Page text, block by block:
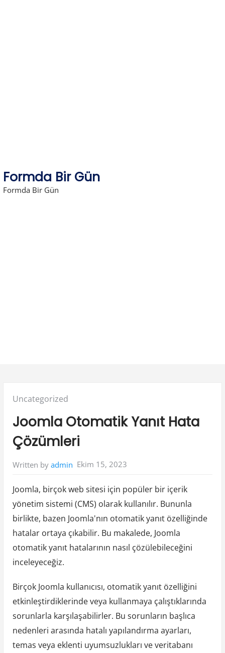
Formda Bir Gün
Formda Bir Gün
Posted
Uncategorized
Joomla Otomatik Yanıt Hata
Çözümleri
Written by admin Ekim 15, 2023
Joomla, birçok web sitesi için popüler bir içerik
yönetim sistemi (CMS) olarak kullanılır. Bununla
birlikte, bazen Joomla'nın otomatik yanıt özelliğinde
hatalar ortaya çıkabilir. Bu makalede, Joomla
otomatik yanıt hatalarının nasıl çözülebileceğini
inceleyeceğiz.
Birçok Joomla kullanıcısı, otomatik yanıt özelliğini
etkinleştirdiklerinde veya kullanmaya çalıştıklarında
sorunlarla karşılaşabilirler. Bu sorunların başlıca
nedenleri arasında hatalı yapılandırma ayarları,
temas veya eklenti uyumsuzlukları ve veritabanı